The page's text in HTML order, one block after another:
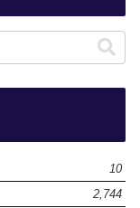
10
2,744